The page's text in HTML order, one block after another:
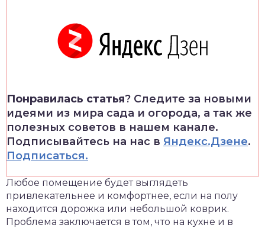
Понравилась статья? Следите за новыми
идеями из мира сада и огорода, а так же
полезных советов в нашем канале.
Подписывайтесь на нас в Яндекс.Дзене.
Подписаться.
Любое помещение будет выглядеть
привлекательнее и комфортнее, если на полу
находится дорожка или небольшой коврик.
Проблема заключается в том, что на кухне и в